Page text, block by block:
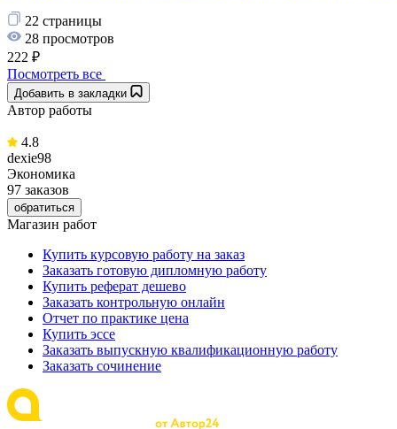
22 страницы
28 просмотров
222 ₽
Посмотреть все
Добавить в закладки
Автор работы
4.8
dexie98
Экономика
97 заказов
обратиться
Магазин работ
Купить курсовую работу на заказ
Заказать готовую дипломную работу
Купить реферат дешево
Заказать контрольную онлайн
Отчет по практике цена
Купить эссе
Заказать выпускную квалификационную работу
Заказать сочинение